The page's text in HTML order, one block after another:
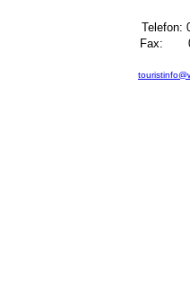
Telefon:
Fax: